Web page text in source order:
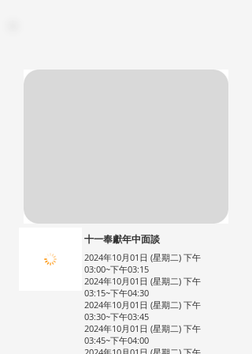
十一奉獻年中面談
2024年10月01日 (星期二) 下午
03:00~下午03:15
2024年10月01日 (星期二) 下午
03:15~下午04:30
2024年10月01日 (星期二) 下午
03:30~下午03:45
2024年10月01日 (星期二) 下午
03:45~下午04:00